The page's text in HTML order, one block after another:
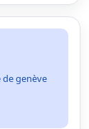
genève